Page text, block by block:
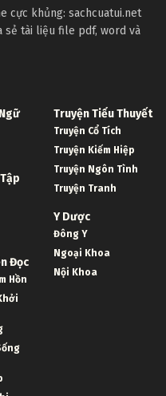
cực khủng: sachcuatui.net
sẻ tài liệu file pdf, word và
Đọc
Hồn
Truyện Tiểu Thuyết
Truyện Cổ Tích
Truyện Kiếm Hiệp
Truyện Ngôn Tình
Truyện Tranh
Y Dược
Đông Y
Ngoại Khoa
Nội Khoa